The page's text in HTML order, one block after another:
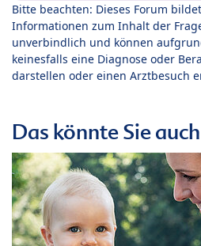
Bitte beachten: Dieses Forum
Informationen zum Inhalt der
unverbindlich und können
keinesfalls eine Diagnose oder
darstellen oder einen Arztbesuch
Das könnte Sie